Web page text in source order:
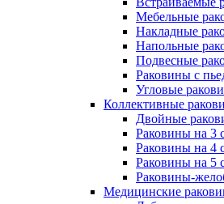
Мебельные
Накладные
Напольные
Подвесные
Раковины с
Угловые
Коллективные
Двойные
Раковины на 3
Раковины на 4
Раковины на 5
Раковины-
Медицинские